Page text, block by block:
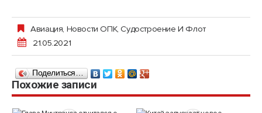
Авиация, Новости ОПК,Судостроение И Флот
21.05.2021
Поделиться…
Похожие записи